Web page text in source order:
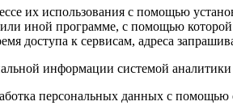
их использования с помощью
иной программе, с помощью
доступа к сервисам, адреса
информации системой
персональных данных с помощью